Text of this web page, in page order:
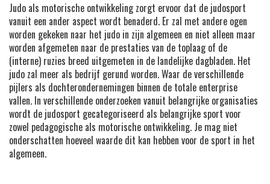
Judo als motorische ontwikkeling zorgt ervoor dat de judosport
vanuit een ander aspect wordt benaderd. Er zal met andere ogen
worden gekeken naar het judo in zijn algemeen en niet alleen maar
worden afgemeten naar de prestaties van de toplaag of de
(interne) ruzies breed uitgemeten in de landelijke dagbladen. Het
judo zal meer als bedrijf gerund worden. Waar de verschillende
pijlers als dochterondernemingen binnen de totale enterprise
vallen. In verschillende onderzoeken vanuit belangrijke organisaties
wordt de judosport gecategoriseerd als belangrijke sport voor
zowel pedagogische als motorische ontwikkeling. Je mag niet
onderschatten hoeveel waarde dit kan hebben voor de sport in het
algemeen.